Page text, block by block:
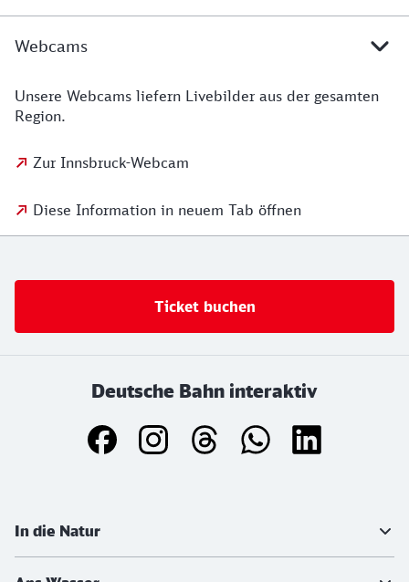
Webcams
Unsere Webcams liefern Livebilder aus der gesamten
Region.
Zur Innsbruck-Webcam
Diese Information in neuem Tab öffnen
Ticket buchen
Deutsche Bahn interaktiv
In die Natur